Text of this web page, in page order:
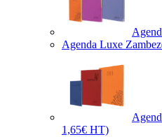
Agenda Luxe
1,65€ HT)